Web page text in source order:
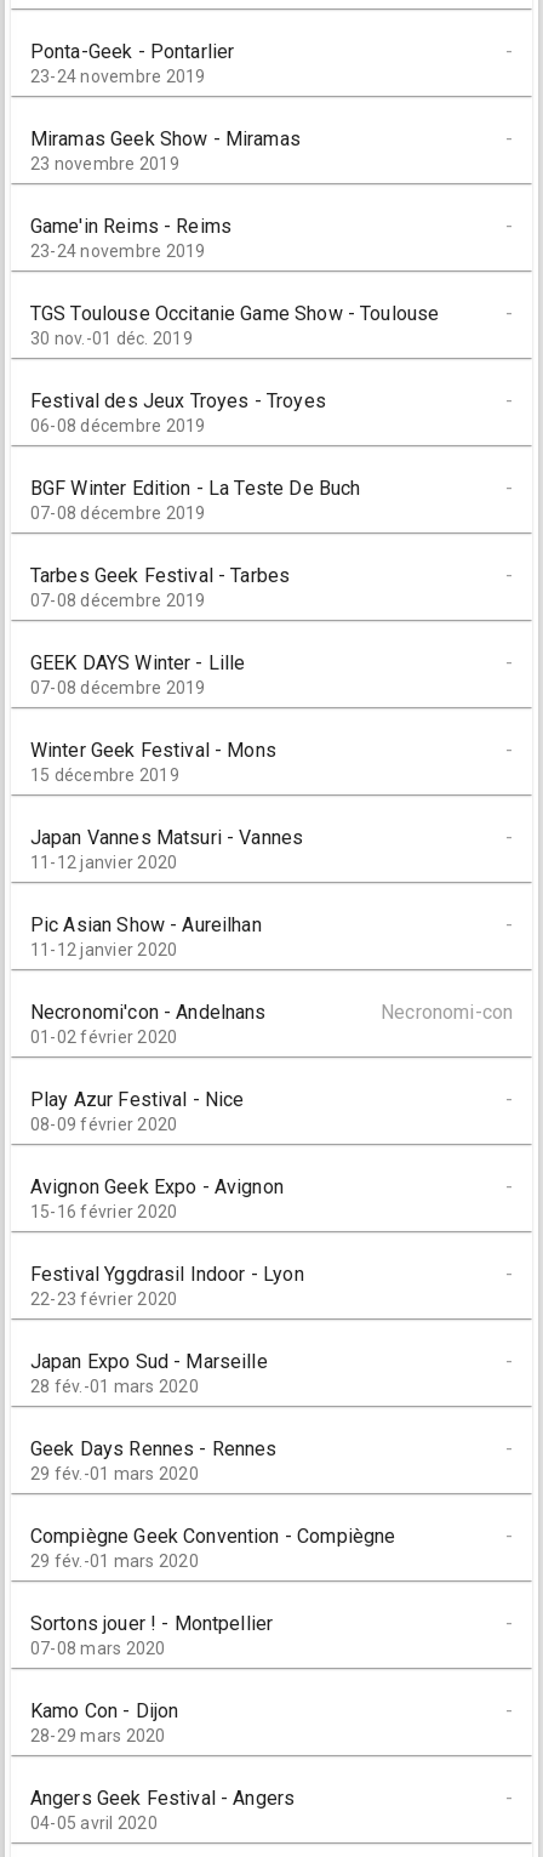
Ponta-Geek - Pontarlier
23-24 novembre 2019
-
Miramas Geek Show - Miramas
23 novembre 2019
-
Game'in Reims - Reims
23-24 novembre 2019
-
TGS Toulouse Occitanie Game Show - Toulouse
30 nov.-01 déc. 2019
-
Festival des Jeux Troyes - Troyes
06-08 décembre 2019
-
BGF Winter Edition - La Teste De Buch
07-08 décembre 2019
-
Tarbes Geek Festival - Tarbes
07-08 décembre 2019
-
GEEK DAYS Winter - Lille
07-08 décembre 2019
-
Winter Geek Festival - Mons
15 décembre 2019
-
Japan Vannes Matsuri - Vannes
11-12 janvier 2020
-
Pic Asian Show - Aureilhan
11-12 janvier 2020
-
Necronomi'con - Andelnans
01-02 février 2020
Necronomi-con
Play Azur Festival - Nice
08-09 février 2020
-
Avignon Geek Expo - Avignon
15-16 février 2020
-
Festival Yggdrasil Indoor - Lyon
22-23 février 2020
-
Japan Expo Sud - Marseille
28 fév.-01 mars 2020
-
Geek Days Rennes - Rennes
29 fév.-01 mars 2020
-
Compiègne Geek Convention - Compiègne
29 fév.-01 mars 2020
-
Sortons jouer ! - Montpellier
07-08 mars 2020
-
Kamo Con - Dijon
28-29 mars 2020
-
Angers Geek Festival - Angers
04-05 avril 2020
-